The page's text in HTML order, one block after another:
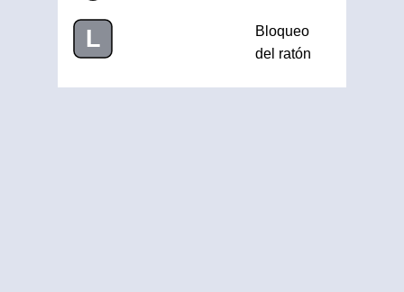
L
Bloqueo
del ratón